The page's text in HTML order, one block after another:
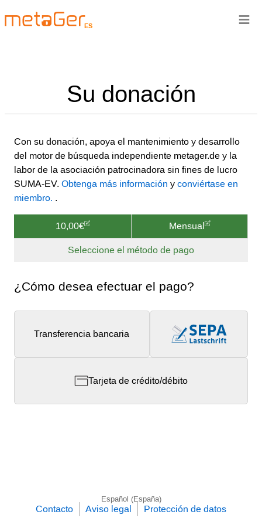
ES
Su donación
Con su donación, apoya el mantenimiento y desarrollo
del motor de búsqueda independiente metager.de y la
labor de la asociación patrocinadora sin fines de lucro
SUMA-EV. Obtenga más información y conviértase en
miembro. .
10,00€ Mensual
Seleccione el método de pago
¿Cómo desea efectuar el pago?
Transferencia bancaria
Tarjeta de crédito/débito
≡
Español (España)
Contacto Aviso legal Protección de datos